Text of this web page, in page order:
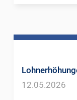
12.05.2026